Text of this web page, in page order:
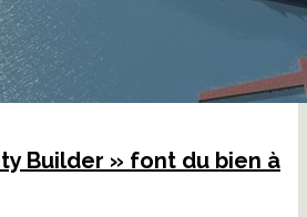
Builder » font du bien à